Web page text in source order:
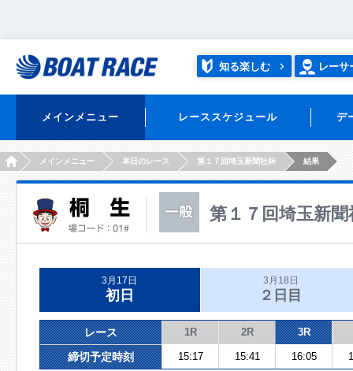
知る楽しむ レーサ
メインメニュー レーススケジュール デ
HOMEメインメニュー 本日のレース 第１７回埼玉新聞社杯 結果
第１７回埼玉新聞
3月17日
初日
3月18日
２日目
レース 1R 2R 3R
締切予定時刻 15:17 15:41 16:05